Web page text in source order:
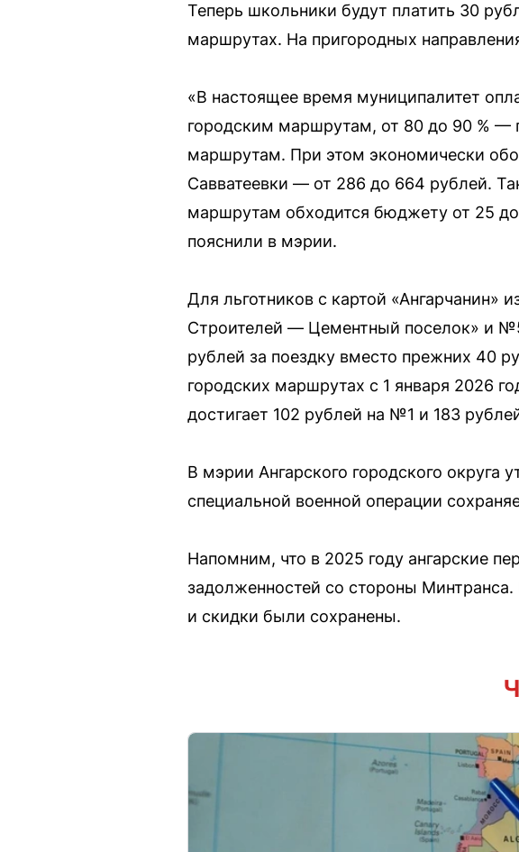
Теперь школьники будут платить 30
маршрутах. На пригородных
«В настоящее время муниципалитет
городским маршрутам, от 80 до 90 %
маршрутам. При этом экономически
Савватеевки — от 286 до 664 рублей.
маршрутам обходится бюджету от 25
пояснили в мэрии.
Для льготников с картой
Строителей — Цементный поселок» и
рублей за поездку вместо прежних 40
городских маршрутах с 1 января 2026
достигает 102 рублей на №1 и 183
В мэрии Ангарского городского округа
специальной военной операции
Напомним, что в 2025 году ангарские
задолженностей со стороны
и скидки были сохранены.